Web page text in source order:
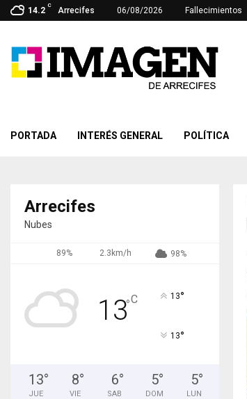
14.2
C
Arrecifes 06/08/2026 Fallecimientos
PORTADA INTERÉS GENERAL POLÍTICA
Arrecifes
Nubes
89% 2.3km/h 98%
13°C 13°
13°
13°
JUE
8°
VIE
6°
SAB
5°
DOM
5°
LUN